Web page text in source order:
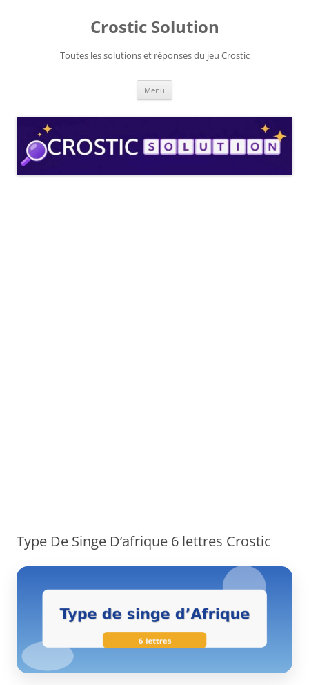
Crostic Solution
Toutes les solutions et réponses du jeu Crostic
Menu
Type De Singe D’afrique 6 lettres Crostic